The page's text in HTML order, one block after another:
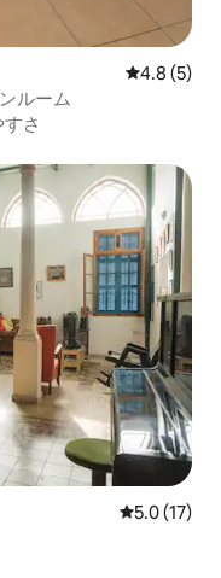
レビュー5
4.8 (5)
ルーム
さ
レビュー17
5.0 (17)